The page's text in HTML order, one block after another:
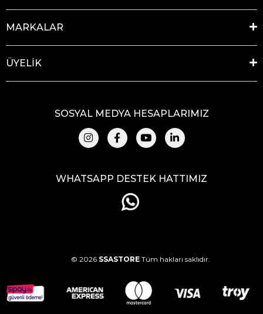
MARKALAR
ÜYELİK
SOSYAL MEDYA HESAPLARIMIZ
WHATSAPP DESTEK HATTIMIZ
© 2026 SSASTORE Tüm hakları saklıdır.